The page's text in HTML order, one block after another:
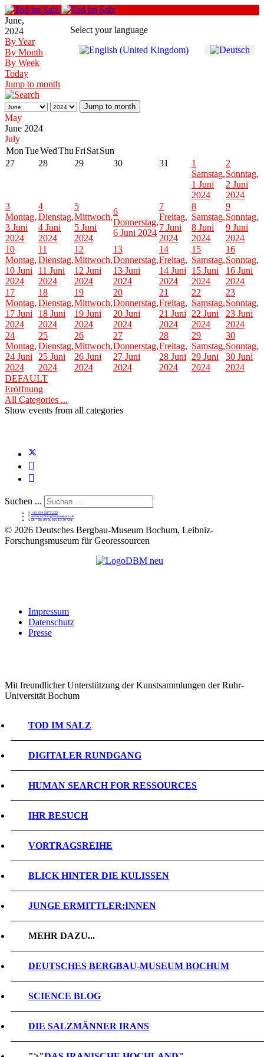
Select your language
June,
2024
By Year
By Month
By Week
Today
Jump to month
Jump to month
May
June 2024
July
MonTueWedThuFri SatSun
27
28 29 30 31
1
Samstag,
1 Juni
2024
2
Sonntag,
2 Juni
2024
3
Montag,
3 Juni
2024
4
Dienstag,
4 Juni
2024
5
Mittwoch,
5 Juni
2024
6
Donnerstag,
6 Juni 2024
7
Freitag,
7 Juni
2024
8
Samstag,
8 Juni
2024
9
Sonntag,
9 Juni
2024
10
Montag,
10 Juni
2024
11
Dienstag,
11 Juni
2024
12
Mittwoch,
12 Juni
2024
13
Donnerstag,
13 Juni
2024
14
Freitag,
14 Juni
2024
15
Samstag,
15 Juni
2024
16
Sonntag,
16 Juni
2024
17
Montag,
17 Juni
2024
18
Dienstag,
18 Juni
2024
19
Mittwoch,
19 Juni
2024
20
Donnerstag,
20 Juni
2024
21
Freitag,
21 Juni
2024
22
Samstag,
22 Juni
2024
23
Sonntag,
23 Juni
2024
24
Montag,
24 Juni
2024
25
Dienstag,
25 Juni
2024
26
Mittwoch,
26 Juni
2024
27
Donnerstag,
27 Juni
2024
28
Freitag,
28 Juni
2024
29
Samstag,
29 Juni
2024
30
Sonntag,
30 Juni
2024
DEFAULT
Eröffnung
All Categories ...
Show events from all categories
Suchen ...
+49 234 5877 232
service@bergbaumuseum.de
Di - So 09:30 bis 17:30 Uhr
© 2026 Deutsches Bergbau-Museum Bochum, Leibniz-
Forschungsmuseum für Georessourcen
Impressum
Datenschutz
Presse
Mit freundlicher Unterstützung der Kunstsammlungen der Ruhr-
Universität Bochum
TOD IM SALZ
DIGITALER RUNDGANG
HUMAN SEARCH FOR RESSOURCES
IHR BESUCH
VORTRAGSREIHE
BLICK HINTER DIE KULISSEN
JUNGE ERMITTLER:INNEN
MEHR DAZU...
DEUTSCHES BERGBAU-MUSEUM BOCHUM
SCIENCE BLOG
DIE SALZMÄNNER IRANS